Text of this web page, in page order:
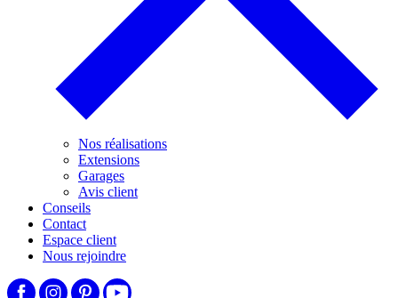
Nos réalisations
Extensions
Garages
Avis client
Conseils
Contact
Espace client
Nous rejoindre